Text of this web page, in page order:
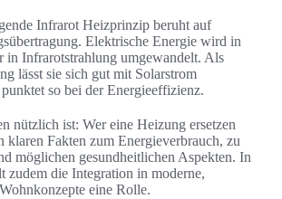
Infrarot Heizprinzip beruht auf
Elektrische Energie wird in
in Infrarotstrahlung umgewandelt. Als
lässt sie sich gut mit Solarstrom
so bei der Energieeffizienz.
nützlich ist: Wer eine Heizung ersetzen
Fakten zum Energieverbrauch, zu
möglichen gesundheitlichen Aspekten. In
zudem die Integration in moderne,
eine Rolle.